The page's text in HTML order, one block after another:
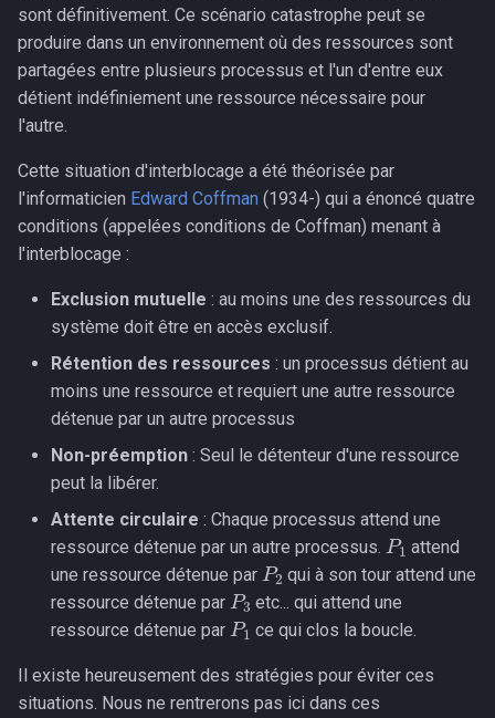
sont définitivement. Ce scénario catastrophe peut se
produire dans un environnement où des ressources sont
partagées entre plusieurs processus et l'un d'entre eux
détient indéfiniement une ressource nécessaire pour
l'autre.
Cette situation d'interblocage a été théorisée par
l'informaticien Edward Coffman (1934-) qui a énoncé quatre
conditions (appelées conditions de Coffman) menant à
l'interblocage :
Exclusion mutuelle : au moins une des ressources du
système doit être en accès exclusif.
Rétention des ressources : un processus détient au
moins une ressource et requiert une autre ressource
détenue par un autre processus
Non-préemption : Seul le détenteur d'une ressource
peut la libérer.
Attente circulaire : Chaque processus attend une
ressource détenue par un autre processus.
P1
attend
une ressource détenue par
P2
qui à son tour attend une
ressource détenue par
P3
etc... qui attend une
ressource détenue par
P1
ce qui clos la boucle.
Il existe heureusement des stratégies pour éviter ces
situations. Nous ne rentrerons pas ici dans ces